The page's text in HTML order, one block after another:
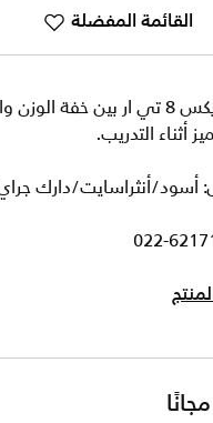
القائمة المفضلة
يجمع حذاء نايكي ريكس 8 تي ار بين
أثناء التدريب.
أسود/أنثراسايت/دارك